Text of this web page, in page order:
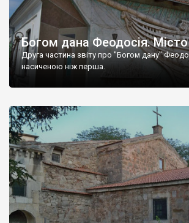
Богом дана Феодосія.
Друга частина звіту про "Богом дану"
насиченою ніж перша.